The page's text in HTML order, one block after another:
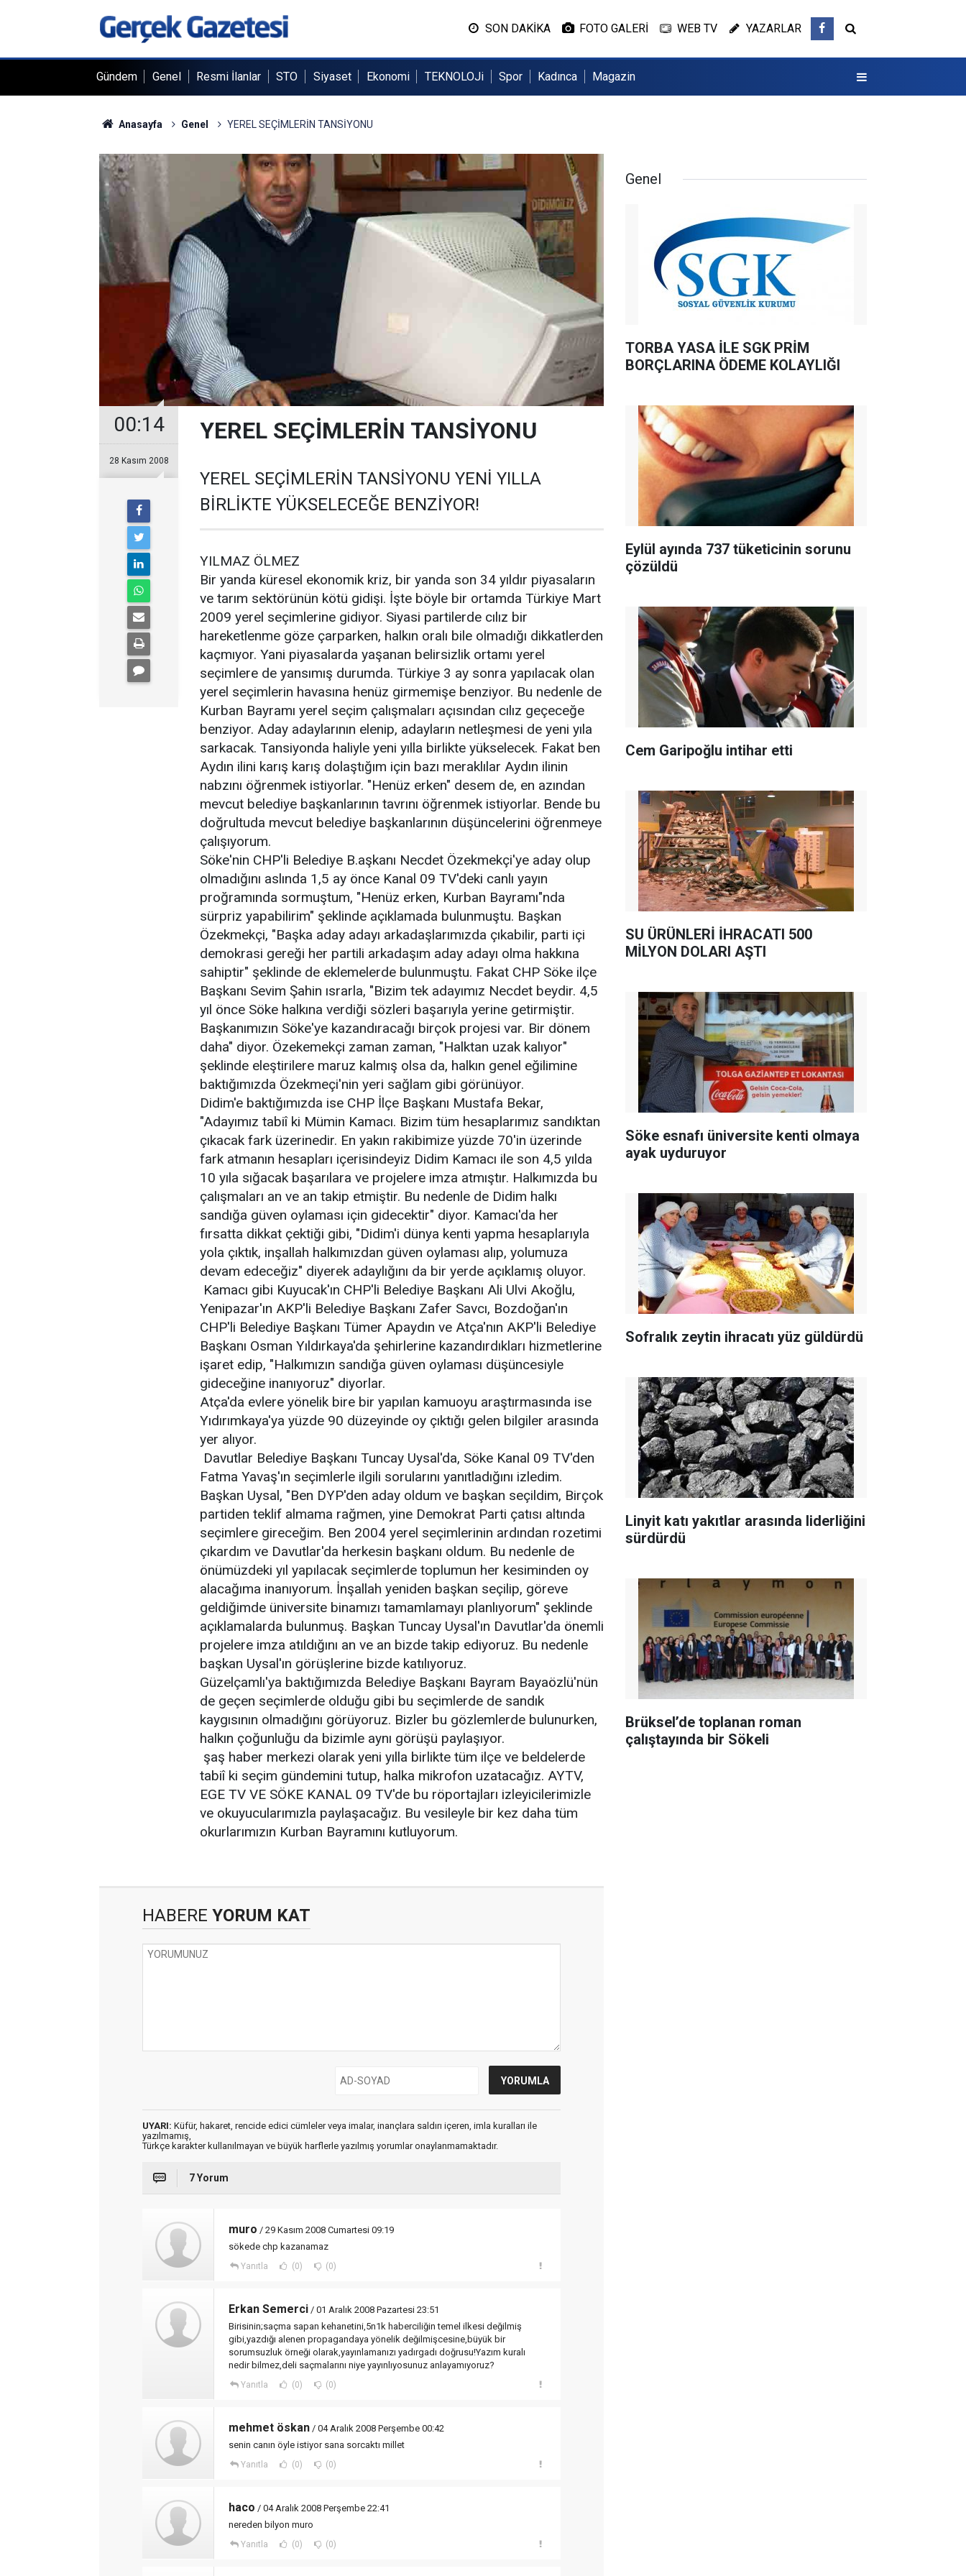
SON DAKİKA FOTO GALERİ WEB TV YAZARLAR
Gündem Genel Resmi İlanlar STO Siyaset Ekonomi TEKNOLOJi Spor Kadınca Magazin
Anasayfa Genel YEREL SEÇİMLERİN TANSİYONU
00:14
28 Kasım 2008
YEREL SEÇİMLERİN TANSİYONU
YEREL SEÇİMLERİN TANSİYONU YENİ YILLA
BİRLİKTE YÜKSELECEĞE BENZİYOR!
YILMAZ ÖLMEZ
Bir yanda küresel ekonomik kriz, bir yanda son 34 yıldır piyasaların
ve tarım sektörünün kötü gidişi. İşte böyle bir ortamda Türkiye Mart
2009 yerel seçimlerine gidiyor. Siyasi partilerde cılız bir
hareketlenme göze çarparken, halkın oralı bile olmadığı dikkatlerden
kaçmıyor. Yani piyasalarda yaşanan belirsizlik ortamı yerel
seçimlere de yansımış durumda. Türkiye 3 ay sonra yapılacak olan
yerel seçimlerin havasına henüz girmemişe benziyor. Bu nedenle de
Kurban Bayramı yerel seçim çalışmaları açısından cılız geçeceğe
benziyor. Aday adaylarının elenip, adayların netleşmesi de yeni yıla
sarkacak. Tansiyonda haliyle yeni yılla birlikte yükselecek. Fakat ben
Aydın ilini karış karış dolaştığım için bazı meraklılar Aydın ilinin
nabzını öğrenmek istiyorlar. "Henüz erken" desem de, en azından
mevcut belediye başkanlarının tavrını öğrenmek istiyorlar. Bende bu
doğrultuda mevcut belediye başkanlarının düşüncelerini öğrenmeye
çalışıyorum.
Söke'nin CHP'li Belediye B.aşkanı Necdet Özekmekçi'ye aday olup
olmadığını aslında 1,5 ay önce Kanal 09 TV'deki canlı yayın
proğramında sormuştum, "Henüz erken, Kurban Bayramı"nda
sürpriz yapabilirim" şeklinde açıklamada bulunmuştu. Başkan
Özekmekçi, "Başka aday adayı arkadaşlarımızda çıkabilir, parti içi
demokrasi gereği her partili arkadaşım aday adayı olma hakkına
sahiptir" şeklinde de eklemelerde bulunmuştu. Fakat CHP Söke ilçe
Başkanı Sevim Şahin ısrarla, "Bizim tek adayımız Necdet beydir. 4,5
yıl önce Söke halkına verdiği sözleri başarıyla yerine getirmiştir.
Başkanımızın Söke'ye kazandıracağı birçok projesi var. Bir dönem
daha" diyor. Özekemekçi zaman zaman, "Halktan uzak kalıyor"
şeklinde eleştirilere maruz kalmış olsa da, halkın genel eğilimine
baktığımızda Özekmeçi'nin yeri sağlam gibi görünüyor.
Didim'e baktığımızda ise CHP İlçe Başkanı Mustafa Bekar,
"Adayımız tabiî ki Mümin Kamacı. Bizim tüm hesaplarımız sandıktan
çıkacak fark üzerinedir. En yakın rakibimize yüzde 70'in üzerinde
fark atmanın hesapları içerisindeyiz Didim Kamacı ile son 4,5 yılda
10 yıla sığacak başarılara ve projelere imza atmıştır. Halkımızda bu
çalışmaları an ve an takip etmiştir. Bu nedenle de Didim halkı
sandığa güven oylaması için gidecektir" diyor. Kamacı'da her
fırsatta dikkat çektiği gibi, "Didim'i dünya kenti yapma hesaplarıyla
yola çıktık, inşallah halkımızdan güven oylaması alıp, yolumuza
devam edeceğiz" diyerek adaylığını da bir yerde açıklamış oluyor.
Kamacı gibi Kuyucak'ın CHP'li Belediye Başkanı Ali Ulvi Akoğlu,
Yenipazar'ın AKP'li Belediye Başkanı Zafer Savcı, Bozdoğan'ın
CHP'li Belediye Başkanı Tümer Apaydın ve Atça'nın AKP'li Belediye
Başkanı Osman Yıldırkaya'da şehirlerine kazandırdıkları hizmetlerine
işaret edip, "Halkımızın sandığa güven oylaması düşüncesiyle
gideceğine inanıyoruz" diyorlar.
Atça'da evlere yönelik bire bir yapılan kamuoyu araştırmasında ise
Yıdırımkaya'ya yüzde 90 düzeyinde oy çıktığı gelen bilgiler arasında
yer alıyor.
Davutlar Belediye Başkanı Tuncay Uysal'da, Söke Kanal 09 TV'den
Fatma Yavaş'ın seçimlerle ilgili sorularını yanıtladığını izledim.
Başkan Uysal, "Ben DYP'den aday oldum ve başkan seçildim, Birçok
partiden teklif almama rağmen, yine Demokrat Parti çatısı altında
seçimlere gireceğim. Ben 2004 yerel seçimlerinin ardından rozetimi
çıkardım ve Davutlar'da herkesin başkanı oldum. Bu nedenle de
önümüzdeki yıl yapılacak seçimlerde toplumun her kesiminden oy
alacağıma inanıyorum. İnşallah yeniden başkan seçilip, göreve
geldiğimde üniversite binamızı tamamlamayı planlıyorum" şeklinde
açıklamalarda bulunmuş. Başkan Tuncay Uysal'ın Davutlar'da önemli
projelere imza atıldığını an ve an bizde takip ediyoruz. Bu nedenle
başkan Uysal'ın görüşlerine bizde katılıyoruz.
Güzelçamlı'ya baktığımızda Belediye Başkanı Bayram Bayaözlü'nün
de geçen seçimlerde olduğu gibi bu seçimlerde de sandık
kaygısının olmadığını görüyoruz. Bizler bu gözlemlerde bulunurken,
halkın çoğunluğu da bizimle aynı görüşü paylaşıyor.
şaş haber merkezi olarak yeni yılla birlikte tüm ilçe ve beldelerde
tabiî ki seçim gündemini tutup, halka mikrofon uzatacağız. AYTV,
EGE TV VE SÖKE KANAL 09 TV'de bu röportajları izleyicilerimizle
ve okuyucularımızla paylaşacağız. Bu vesileyle bir kez daha tüm
okurlarımızın Kurban Bayramını kutluyorum.
HABERE YORUM KAT
UYARI: Küfür, hakaret, rencide edici cümleler veya imalar, inançlara saldırı içeren, imla kuralları ile
yazılmamış,
Türkçe karakter kullanılmayan ve büyük harflerle yazılmış yorumlar onaylanmamaktadır.
7 Yorum
muro / 29 Kasım 2008 Cumartesi 09:19
sökede chp kazanamaz
Yanıtla (0) (0)
Erkan Semerci / 01 Aralık 2008 Pazartesi 23:51
Birisinin;saçma sapan kehanetini,5n1k haberciliğin temel ilkesi değilmiş
gibi,yazdığı alenen propagandaya yönelik değilmişcesine,büyük bir
sorumsuzluk örneği olarak,yayınlamanızı yadırgadı doğrusu!Yazım kuralı
nedir bilmez,deli saçmalarını niye yayınlıyosunuz anlayamıyoruz?
Yanıtla (0) (0)
mehmet öskan / 04 Aralık 2008 Perşembe 00:42
senin canın öyle istiyor sana sorcaktı millet
Yanıtla (0) (0)
haco / 04 Aralık 2008 Perşembe 22:41
nereden bilyon muro
Yanıtla (0) (0)
Genel
TORBA YASA İLE SGK PRİM
BORÇLARINA ÖDEME KOLAYLIĞI
Eylül ayında 737 tüketicinin sorunu
çözüldü
Cem Garipoğlu intihar etti
SU ÜRÜNLERİ İHRACATI 500
MİLYON DOLARI AŞTI
Söke esnafı üniversite kenti olmaya
ayak uyduruyor
Sofralık zeytin ihracatı yüz güldürdü
Linyit katı yakıtlar arasında liderliğini
sürdürdü
Brüksel’de toplanan roman
çalıştayında bir Sökeli